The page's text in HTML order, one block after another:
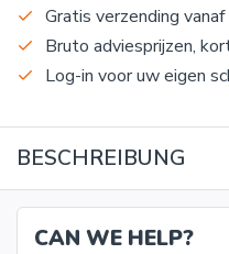
Gratis verzending
Bruto adviesprijzen,
Log-in voor uw eigen
BESCHREIBUNG
CAN WE HELP?